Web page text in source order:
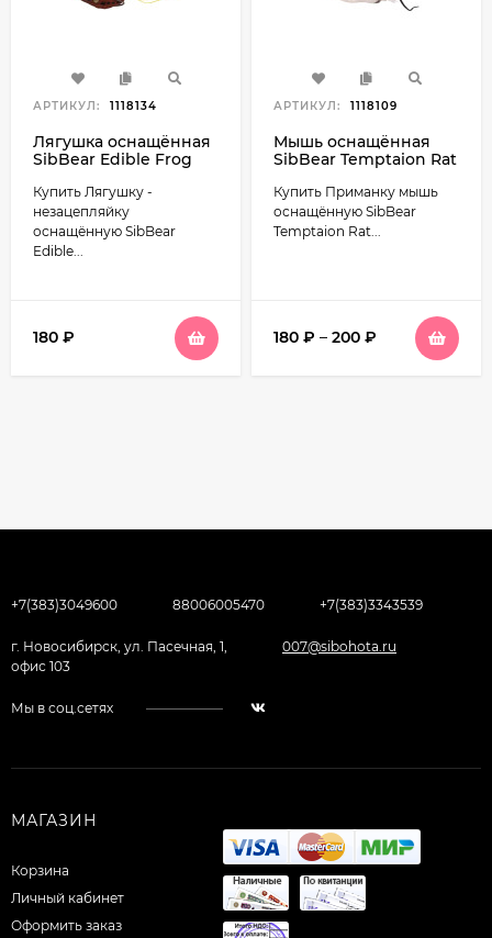
АРТИКУЛ: 1118134
Лягушка оснащённая
SibBear Edible Frog
18г
Купить Лягушку -
незацепляйку
оснащённую SibBear
Edible...
180 ₽
АРТИКУЛ: 1118109
Мышь оснащённая
SibBear Temptaion Rat
15г
Купить Приманку мышь
оснащённую SibBear
Temptaion Rat...
180 ₽ – 200 ₽
+7(383)3049600 88006005470 +7(383)3343539
г. Новосибирск, ул. Пасечная, 1,
офис 103
007@sibohota.ru
Мы в соц.сетях
МАГАЗИН
Корзина
Личный кабинет
Оформить заказ